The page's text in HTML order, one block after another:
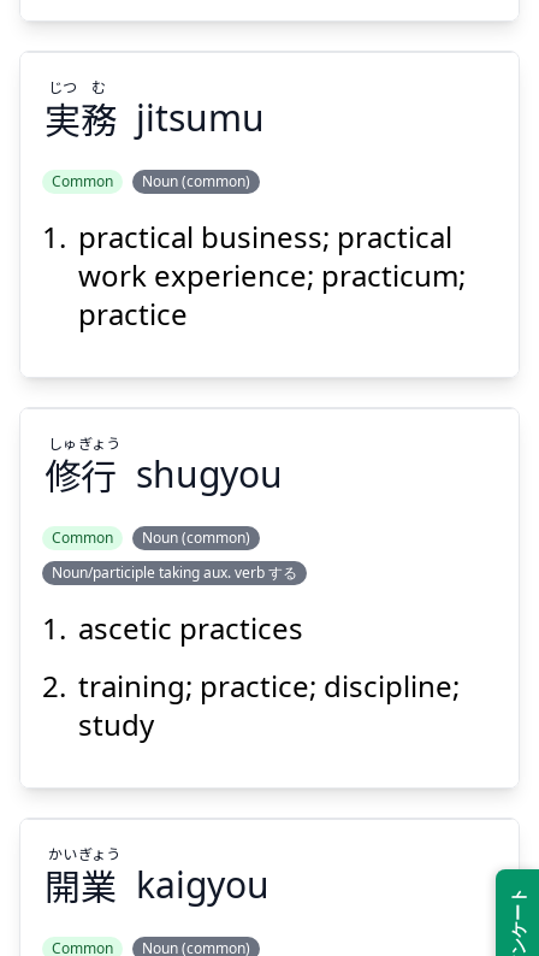
実
務
じつ
む
Suspend
実務
じつ む
jitsumu
Common Noun (common)
practical business; practical
work experience; practicum;
practice
修
行
修行
しゅ ぎょう
shugyou
Common
Noun (common)
Noun/participle taking aux. verb する
ascetic practices
training; practice; discipline;
study
開業
かいぎょう
kaigyou
Common Noun (common)